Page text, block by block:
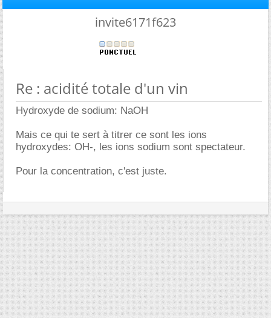
invite6171f623
Re : acidité totale d'un vin
Hydroxyde de sodium: NaOH
Mais ce qui te sert à titrer ce sont les ions
hydroxydes: OH-, les ions sodium sont spectateur.
Pour la concentration, c'est juste.